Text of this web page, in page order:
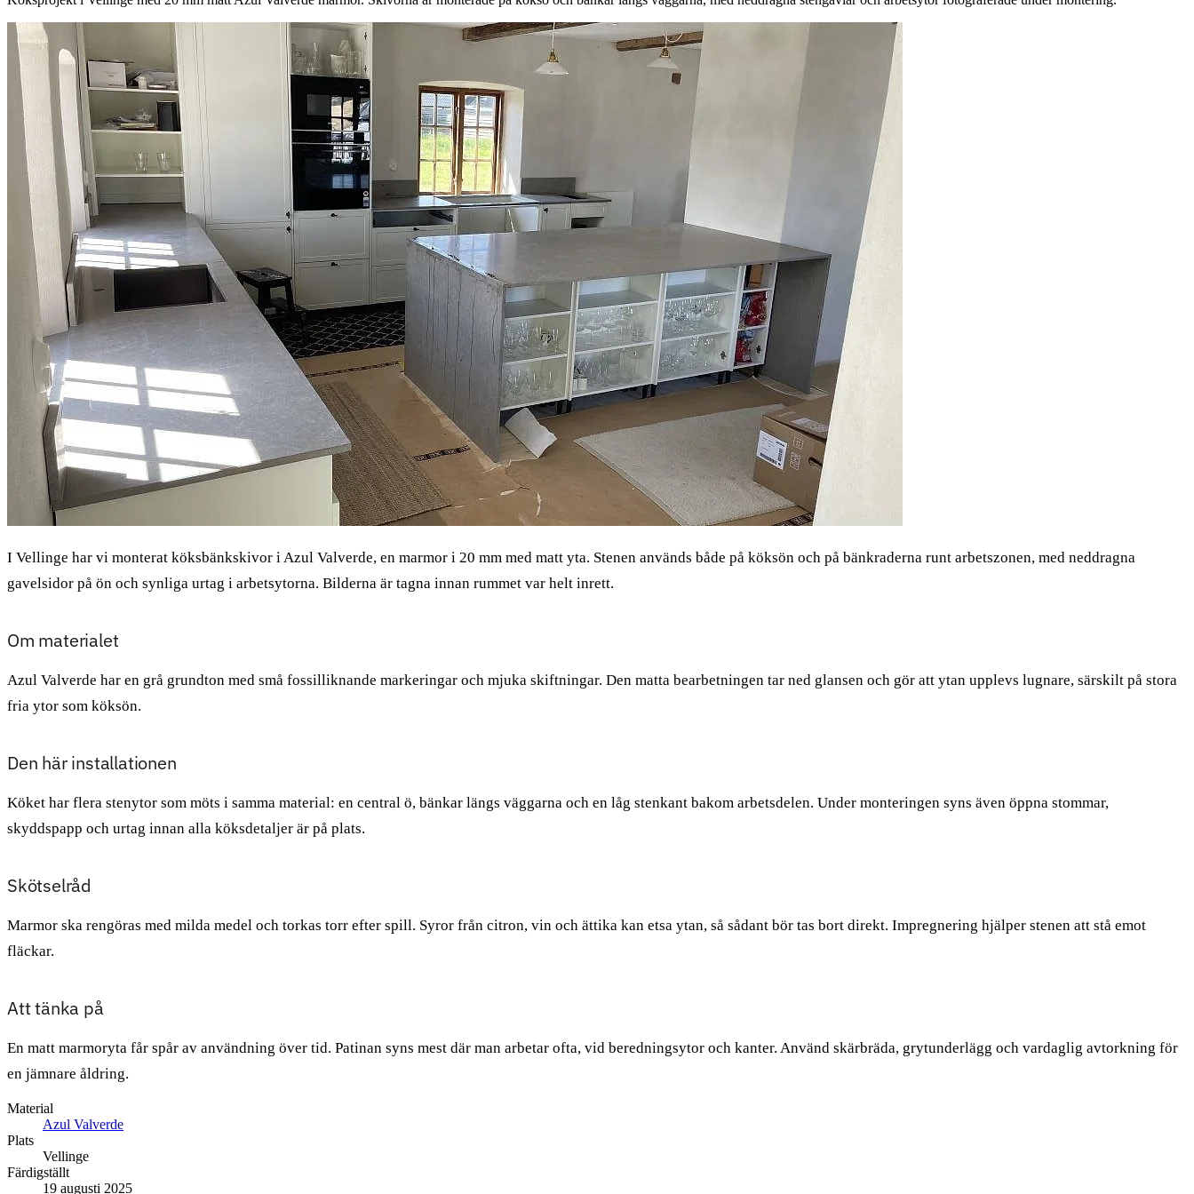
I Vellinge har vi monterat köksbänkskivor i Azul Valverde, en marmor i 20 mm med matt yta. Stenen används både på köksön och på bänkraderna runt arbetszonen, med neddragna
gavelsidor på ön och synliga urtag i arbetsytorna. Bilderna är tagna innan rummet var helt inrett.
Om materialet
Azul Valverde har en grå grundton med små fossilliknande markeringar och mjuka skiftningar. Den matta bearbetningen tar ned glansen och gör att ytan upplevs lugnare, särskilt på stora
fria ytor som köksön.
Den här installationen
Köket har flera stenytor som möts i samma material: en central ö, bänkar längs väggarna och en låg stenkant bakom arbetsdelen. Under monteringen syns även öppna stommar,
skyddspapp och urtag innan alla köksdetaljer är på plats.
Skötselråd
Marmor ska rengöras med milda medel och torkas torr efter spill. Syror från citron, vin och ättika kan etsa ytan, så sådant bör tas bort direkt. Impregnering hjälper stenen att stå emot
fläckar.
Att tänka på
En matt marmoryta får spår av användning över tid. Patinan syns mest där man arbetar ofta, vid beredningsytor och kanter. Använd skärbräda, grytunderlägg och vardaglig avtorkning för
en jämnare åldring.
Material
Azul Valverde
Plats
Vellinge
Färdigställt
19 augusti 2025